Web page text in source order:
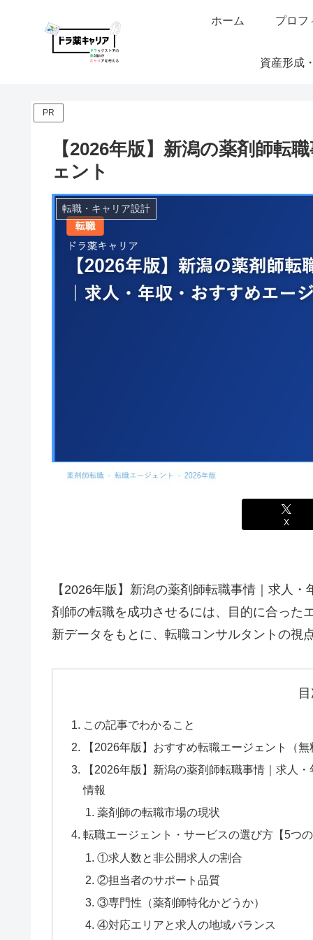
ホーム プロフ
資産形成
PR
【2026年版】新潟の薬剤師転
ェント
転職・キャリア設計
X
【2026年版】新潟の薬剤師転職事情｜求人
剤師の転職を成功させるには、目的に合った
新データをもとに、転職コンサルタントの視
この記事でわかること
【2026年版】おすすめ転職エージェント（
【2026年版】新潟の薬剤師転職事情｜求人
情報
薬剤師の転職市場の現状
転職エージェント・サービスの選び方【5つ
①求人数と非公開求人の割合
②担当者のサポート品質
③専門性（薬剤師特化かどうか）
④対応エリアと求人の地域バランス